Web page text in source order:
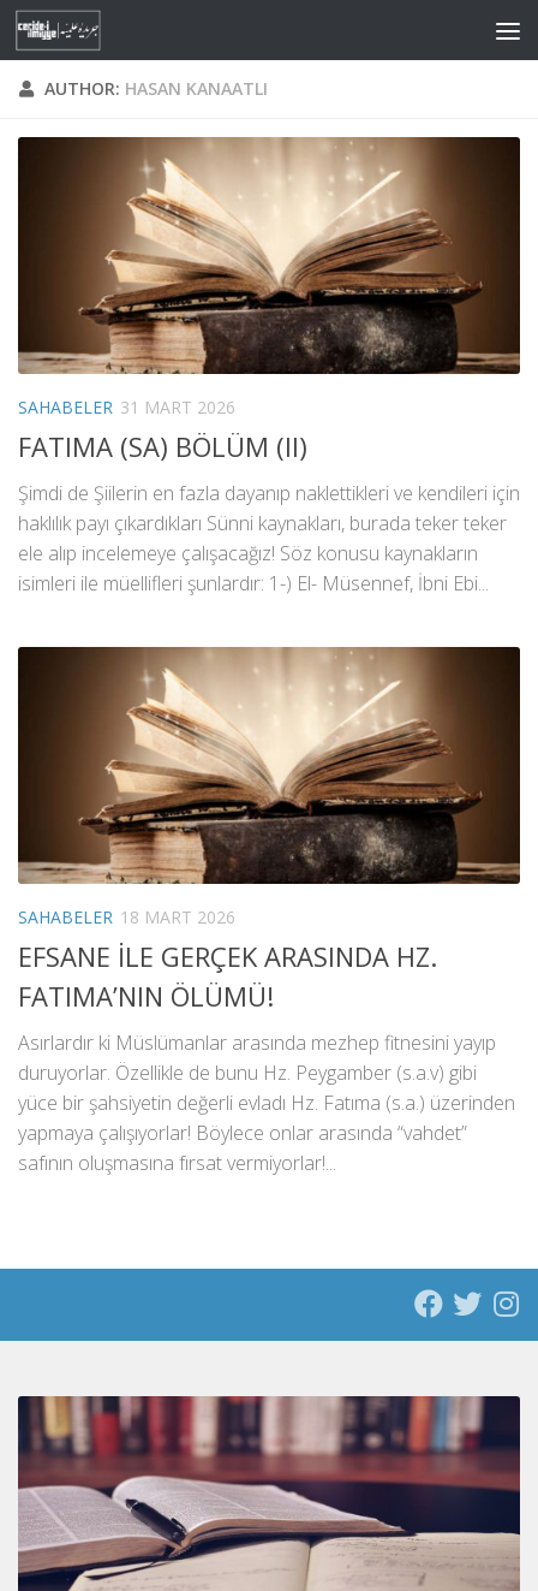
Skip to content
AUTHOR: HASAN KANAATLI
SAHABELER 31 MART 2026
FATIMA (SA) BÖLÜM (II)
Şimdi de Şiilerin en fazla dayanıp naklettikleri ve kendileri için
haklılık payı çıkardıkları Sünni kaynakları, burada teker teker
ele alıp incelemeye çalışacağız! Söz konusu kaynakların
isimleri ile müellifleri şunlardır: 1-) El- Müsennef, İbni Ebi...
SAHABELER 18 MART 2026
EFSANE İLE GERÇEK ARASINDA HZ.
FATIMA’NIN ÖLÜMÜ!
Asırlardır ki Müslümanlar arasında mezhep fitnesini yayıp
duruyorlar. Özellikle de bunu Hz. Peygamber (s.a.v) gibi
yüce bir şahsiyetin değerli evladı Hz. Fatıma (s.a.) üzerinden
yapmaya çalışıyorlar! Böylece onlar arasında “vahdet”
safının oluşmasına fırsat vermiyorlar!...